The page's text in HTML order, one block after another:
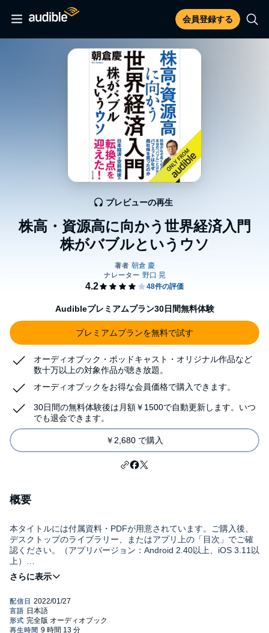
会員登録する
株高・資源高に向かう世界経済入門
株がバブルというウソ
プレビューの再生
Audibleプレミアムプラン30日間無料体験
プレミアムプランを無料で試す
オーディオブック・ポッドキャスト・オリジナル作品など
数十万以上の対象作品が聴き放題。
オーディオブックをお得な会員価格で購入できます。
30日間の無料体験後は月額￥1500で自動更新します。いつ
でも退会できます。
￥2,680 で購入
概要
本タイトルには付属資料・PDFが用意されています。ご購入後、
デスクトップのライブラリー、またはアプリ上の「目次」でご確
認ください。（アプリバージョン：Android 2.40以上、iOS 3.11以
上）
株がバブルというウソ
バフェットはなぜ商社株を買ったのかを明かす驚愕の真相！